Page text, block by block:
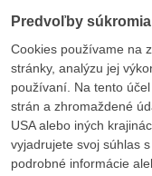
Predvoľby súkromia
Cookies používame na
stránky, analýzu jej
používaní. Na tento
strán a zhromaždené
USA alebo iných
vyjadrujete svoj súhlas
podrobné informácie